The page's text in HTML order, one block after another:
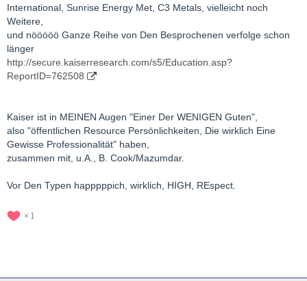
International, Sunrise Energy Met, C3 Metals, vielleicht noch
Weitere,
und nööööö Ganze Reihe von Den Besprochenen verfolge schon
länger
http://secure.kaiserresearch.com/s5/Education.asp?
ReportID=762508
Kaiser ist in MEINEN Augen "Einer Der WENIGEN Guten",
also "öffentlichen Resource Persönlichkeiten, Die wirklich Eine
Gewisse Professionalität" haben,
zusammen mit, u.A., B. Cook/Mazumdar.
Vor Den Typen happpppich, wirklich, HIGH, REspect.
1